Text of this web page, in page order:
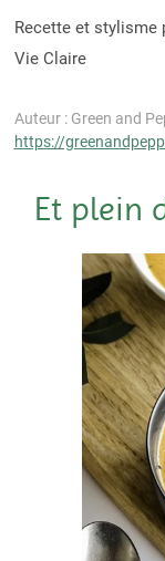
Recette et stylisme
Vie Claire
Auteur : Green and
https://
Et plein